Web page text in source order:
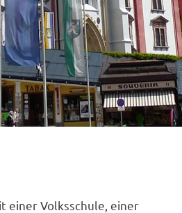
einer Volksschule, einer